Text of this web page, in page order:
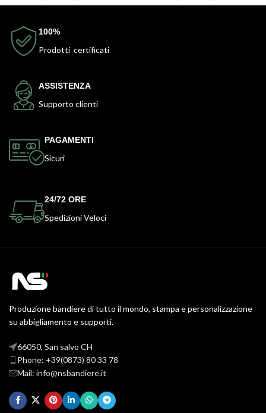
100%
Prodotti certificati
ASSISTENZA
Supporto clienti
PAGAMENTI
Sicuri
24/72 ORE
Spedizioni Veloci
Produzione bandiere di tutto il mondo, stampa e personalizzazione
su abbigliamento e supporti.
66050, San salvo CH
Phone: +39(0873) 80 33 78
Mail: info@nsbandiere.it